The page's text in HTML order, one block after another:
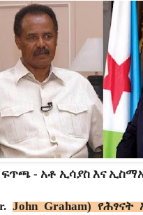
ፍጥጫ - አቶ ኢሳያስ እና
John Graham)የሕፃናት